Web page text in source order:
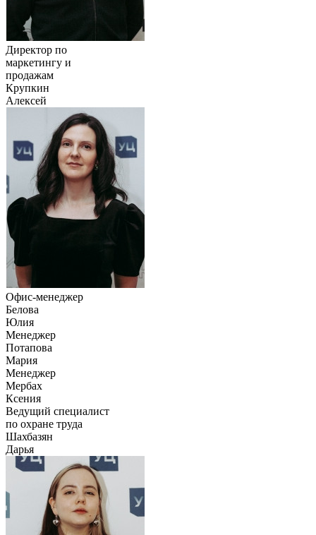
Директор по
маркетингу и
продажам
Крупкин
Алексей
Офис-менеджер
Белова
Юлия
Менеджер
Потапова
Мария
Менеджер
Мербах
Ксения
Ведущий специалист
по охране труда
Шахбазян
Дарья